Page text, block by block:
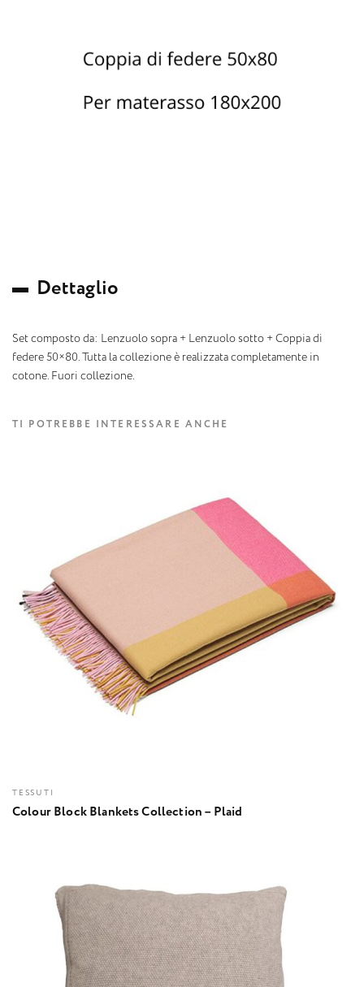
Dettaglio
Set composto da: Lenzuolo sopra + Lenzuolo sotto + Coppia di
federe 50×80. Tutta la collezione è realizzata completamente in
cotone. Fuori collezione.
TI POTREBBE INTERESSARE ANCHE
TESSUTI
Colour Block Blankets Collection – Plaid